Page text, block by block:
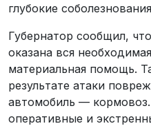
глубокие
Губернатор сообщил,
оказана вся
материальная помощь.
результате атаки
автомобиль —
оперативные и